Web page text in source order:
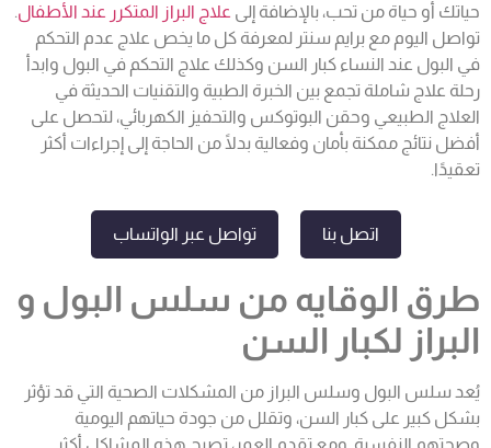
حياتك أو حياة من تحب، بالإضافة إلى علاج البراز المتكرر عند الأطفال.
تواصل اليوم مع برايم سنتر لمعرفة كل ما يخص علاج عدم التحكم
في البول عند النساء كبار السن وكذلك علاج التحكم في البول وابدأ
رحلة علاج شاملة تجمع بين الخبرة الطبية والتقنيات الحديثة في
العلاج الطبيعي وحقن البوتوكس والتحفيز الكهربائي، لتحصل على
أفضل نتائج ممكنة بأمان وفعالية بدلًا من الحاجة إلى إجراءات أكثر
تعقيدًا.
اتصل بنا تواصل عبر الواتساب
طرق الوقايه من سلس البول و
البراز لكبار السن
يُعد سلس البول وسلس البراز من المشكلات الصحية التي قد تؤثر
بشكل كبير على كبار السن، وتقلل من جودة حياتهم اليومية
وصحتهم النفسية. ومع تقدم العمر، تصبح هذه المشاكل أكثر